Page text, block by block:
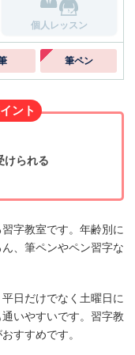
個人レッスン
筆ペン
ント
けられる
字教室です。年齢別に
、筆ペンやペン習字な
日だけでなく土曜日に
いやすいです。習字教
すすめです。